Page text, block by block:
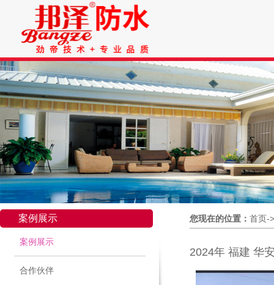
案例展示
案例展示
合作伙伴
您现在的位置： 首页-
2024年 福建 华